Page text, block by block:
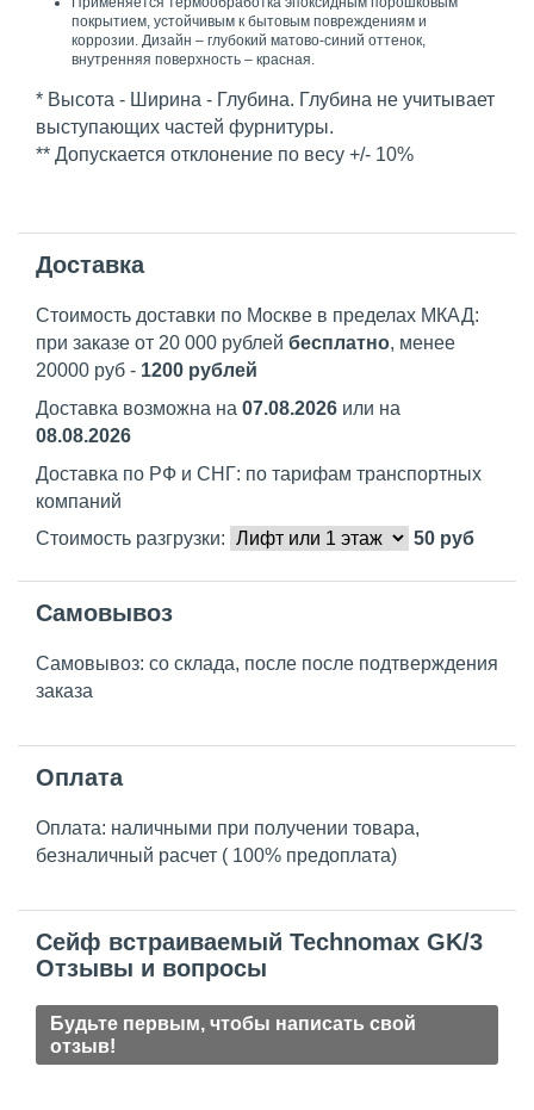
покрытием, устойчивым к бытовым повреждениям и
коррозии. Дизайн – глубокий матово-синий оттенок,
внутренняя поверхность – красная.
* Высота - Ширина - Глубина. Глубина не учитывает
выступающих частей фурнитуры.
** Допускается отклонение по весу +/- 10%
Доставка
Стоимость доставки по Москве в пределах МКАД:
при заказе от 20 000 рублей бесплатно, менее
20000 руб - 1200 рублей
Доставка возможна на 07.08.2026 или на
08.08.2026
Доставка по РФ и СНГ: по тарифам транспортных
компаний
Стоимость разгрузки:
50 руб
Самовывоз
Самовывоз: со склада, после после подтверждения
заказа
Оплата
Оплата: наличными при получении товара,
безналичный расчет ( 100% предоплата)
Сейф встраиваемый Technomax GK/3
Отзывы и вопросы
Будьте первым, чтобы написать свой
отзыв!